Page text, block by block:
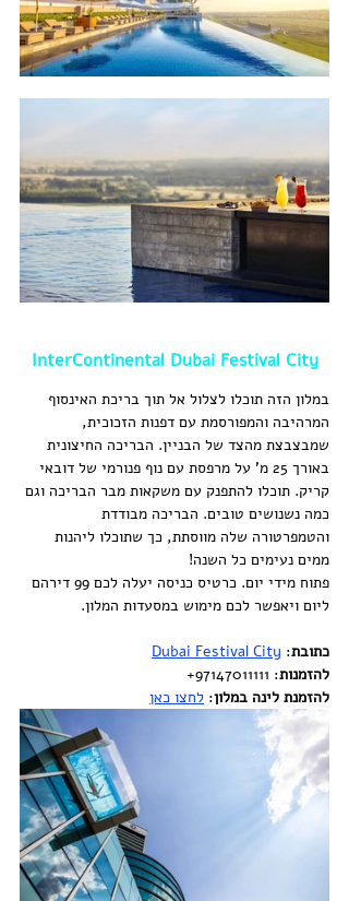
InterContinental Dubai Festival City
במלון הזה תוכלו לצלול אל תוך בריכת האינסוף
המרהיבה והמפורסמת עם דפנות הזכוכית,
שמבצבצת מהצד של הבניין. הבריכה החיצונית
באורך 25 מ’ על מרפסת עם נוף פנורמי של דובאי
קריק. תוכלו להתפנק עם משקאות מבר הבריכה וגם
כמה נשנושים טובים. הבריכה מבודדת
והטמפרטורה שלה מווסתת, כך שתוכלו ליהנות
ממים נעימים כל השנה!
פתוח מידי יום. כרטיס כניסה יעלה לכם 99 דירהם
ליום ויאפשר לכם מימוש במסעדות המלון.
כתובת:
Dubai Festival City
להזמנות: 97147011111+
להזמנת לינה במלון: לחצו כאן